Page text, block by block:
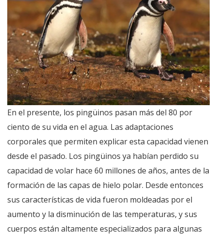
En el presente, los pingüinos pasan más del 80 por
ciento de su vida en el agua. Las adaptaciones
corporales que permiten explicar esta capacidad vienen
desde el pasado. Los pingüinos ya habían perdido su
capacidad de volar hace 60 millones de años, antes de la
formación de las capas de hielo polar. Desde entonces
sus características de vida fueron moldeadas por el
aumento y la disminución de las temperaturas, y sus
cuerpos están altamente especializados para algunas